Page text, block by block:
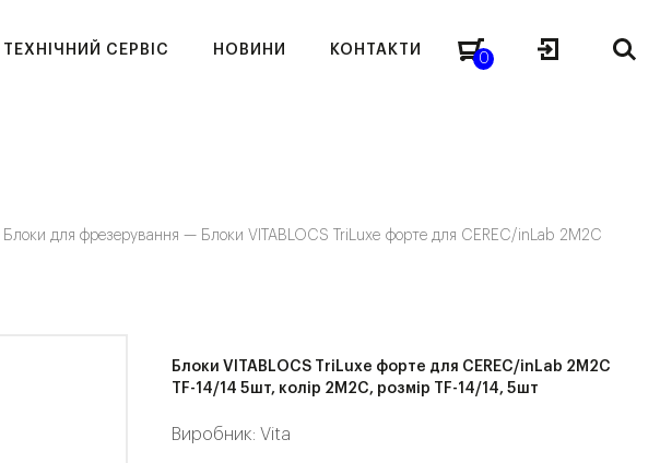
ТЕХНІЧНИЙ СЕРВІС НОВИНИ КОНТАКТИ
0
Блоки для фрезерування — Блоки VITABLOCS TriLuxe форте для CEREC/inLab 2M2C
Блоки VITABLOCS TriLuxe форте для CEREC/inLab 2M2C
TF-14/14 5шт, колір 2M2C, розмір TF-14/14, 5шт
Виробник: Vita